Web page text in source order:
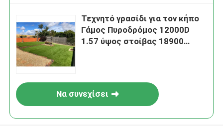
Τεχνητό γρασίδι για τον κήπο
Γάμος Πυροδρόμος 12000D
1.57 ύψος στοίβας 18900
Να συνεχίσει